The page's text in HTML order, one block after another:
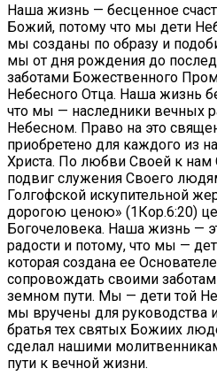
Наша жизнь — бесценное
Божий, потому что мы дети
мы созданы по образу и
мы от дня рождения до
заботами Божественного
Небесного Отца. Наша жизнь
что мы — наследники вечных
Небесном. Право на это
приобретено для каждого из
Христа. По любви Своей к
подвиг служения Своего
Голгофской искупительной
дорогою ценою» (1Кор.6:20)
Богочеловека. Наша жизнь —
радости и потому, что мы —
которая создана ее
сопровождать своими
земном пути. Мы — дети той
мы вручены для руководства
братья тех святых Божиих
сделал нашими
пути к вечной жизни.